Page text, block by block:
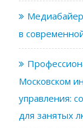
в
Московском
управления:
для занятых